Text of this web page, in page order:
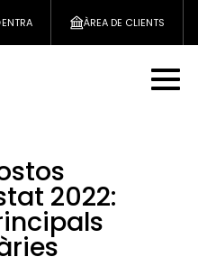
ENTRA ÀREA DE CLIENTS
2022: